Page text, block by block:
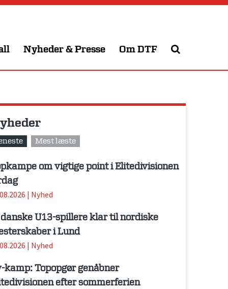
Nyheder & Presse Om DTF
Mest læste
om vigtige point i Elitedivisionen
| Nyhed
U13-spillere klar til nordiske
i Lund
| Nyhed
kamp: Topopgør genåbner
efter sommerferien